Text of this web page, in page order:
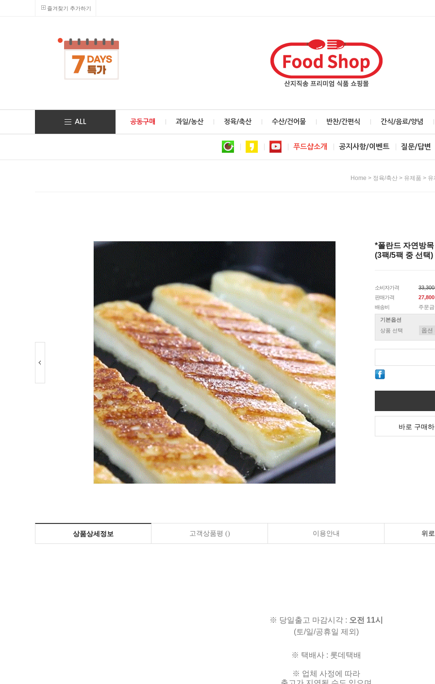
즐겨찾기 추가하기
ALL 공동구매 과일/농산 정육/축산 수산/건어물 반찬/간편식 간식/음료/양념
푸드샵소개 공지사항/이벤트 질문/답변
Home > 정육/축산 > 유제품 > 유
*폴란드 자연방
(3팩/5팩 중 선택)
소비자가격
판매가격
배송비
주문
기본옵션
상품 선택
바로 구매
상품상세정보 고객상품평 () 이용안내 위
※ 당일출고 마감시각 : 오전 11시
(토/일/공휴일 제외)
※ 택배사 : 롯데택배
※ 업체 사정에 따라